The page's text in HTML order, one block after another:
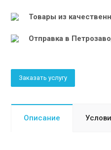
Товары из
Отправка в
Заказать услугу
Описание